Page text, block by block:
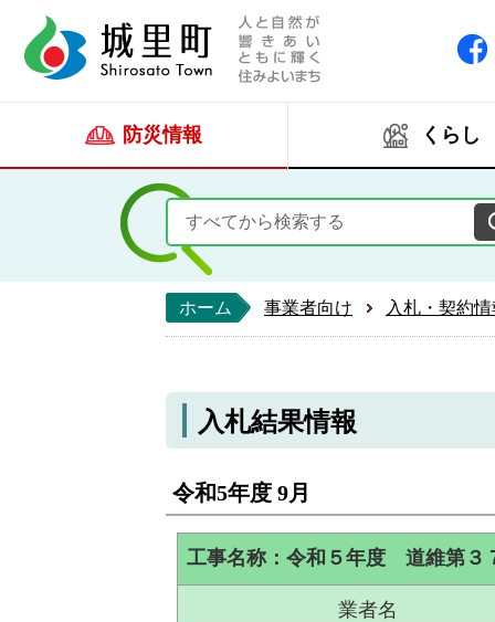
防災情報 くらし
ホーム 事業者向け 入札・契約
入札結果情報
令和5年度 9月
工事名称：令和５年度 道維第
業者名